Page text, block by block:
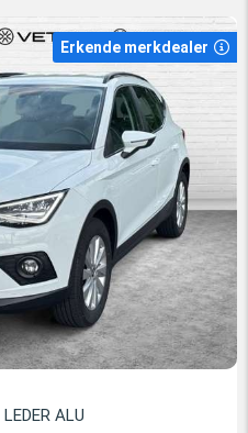
Erkende merkdealer
ALU